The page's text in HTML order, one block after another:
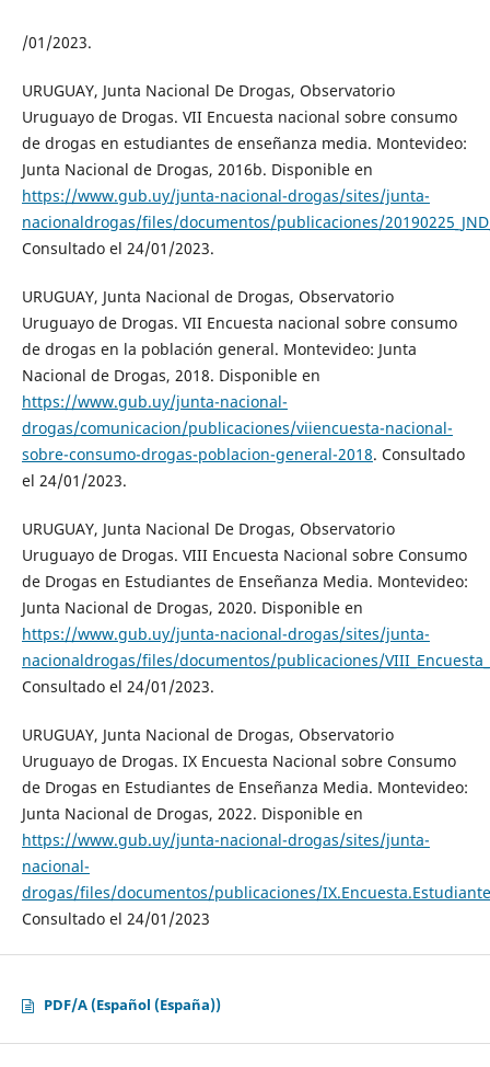
/01/2023.
URUGUAY, Junta Nacional De Drogas, Observatorio
Uruguayo de Drogas. VII Encuesta nacional sobre consumo
de drogas en estudiantes de enseñanza media. Montevideo:
Junta Nacional de Drogas, 2016b. Disponible en
https://www.gub.uy/junta-nacional-drogas/sites/junta-
nacionaldrogas/files/documentos/publicaciones/
Consultado el 24/01/2023.
URUGUAY, Junta Nacional de Drogas, Observatorio
Uruguayo de Drogas. VII Encuesta nacional sobre consumo
de drogas en la población general. Montevideo: Junta
Nacional de Drogas, 2018. Disponible en
https://www.gub.uy/junta-nacional-
drogas/comunicacion/publicaciones/viiencuesta-nacional-
sobre-consumo-drogas-poblacion-general-2018. Consultado
el 24/01/2023.
URUGUAY, Junta Nacional De Drogas, Observatorio
Uruguayo de Drogas. VIII Encuesta Nacional sobre Consumo
de Drogas en Estudiantes de Enseñanza Media. Montevideo:
Junta Nacional de Drogas, 2020. Disponible en
https://www.gub.uy/junta-nacional-drogas/sites/junta-
nacionaldrogas/files/documentos/publicaciones/
Consultado el 24/01/2023.
URUGUAY, Junta Nacional de Drogas, Observatorio
Uruguayo de Drogas. IX Encuesta Nacional sobre Consumo
de Drogas en Estudiantes de Enseñanza Media. Montevideo:
Junta Nacional de Drogas, 2022. Disponible en
https://www.gub.uy/junta-nacional-drogas/sites/junta-
nacional-
drogas/files/documentos/publicaciones/
Consultado el 24/01/2023
PDF/A (Español (España))